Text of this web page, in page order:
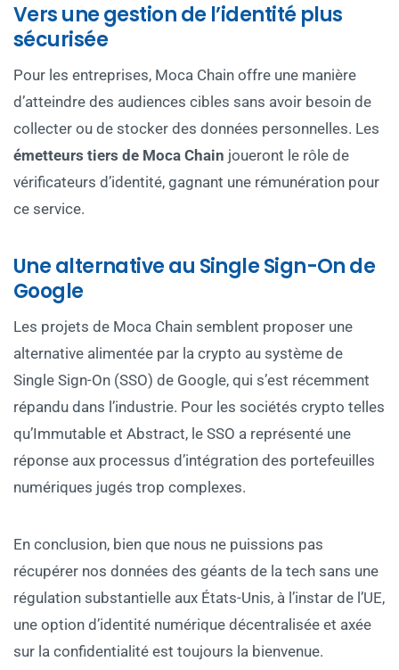
Vers une gestion de l’identité plus
sécurisée
Pour les entreprises, Moca Chain offre une manière
d’atteindre des audiences cibles sans avoir besoin de
collecter ou de stocker des données personnelles. Les
émetteurs tiers de Moca Chain joueront le rôle de
vérificateurs d’identité, gagnant une rémunération pour
ce service.
Une alternative au Single Sign-On de
Google
Les projets de Moca Chain semblent proposer une
alternative alimentée par la crypto au système de
Single Sign-On (SSO) de Google, qui s’est récemment
répandu dans l’industrie. Pour les sociétés crypto telles
qu’Immutable et Abstract, le SSO a représenté une
réponse aux processus d’intégration des portefeuilles
numériques jugés trop complexes.
En conclusion, bien que nous ne puissions pas
récupérer nos données des géants de la tech sans une
régulation substantielle aux États-Unis, à l’instar de l’UE,
une option d’identité numérique décentralisée et axée
sur la confidentialité est toujours la bienvenue.